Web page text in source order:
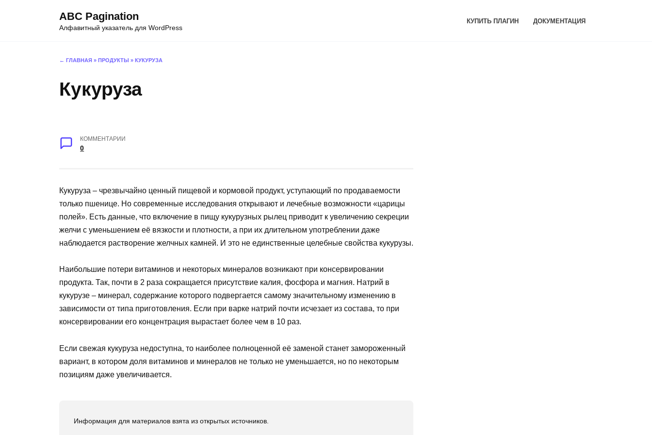
ABC Pagination
Алфавитный указатель для WordPress
КУПИТЬ ПЛАГИН ДОКУМЕНТАЦИЯ
← ГЛАВНАЯ » ПРОДУКТЫ » КУКУРУЗА
Кукуруза
КОММЕНТАРИИ
0
Кукуруза – чрезвычайно ценный пищевой и кормовой продукт, уступающий по продаваемости
только пшенице. Но современные исследования открывают и лечебные возможности «царицы
полей». Есть данные, что включение в пищу кукурузных рылец приводит к увеличению секреции
желчи с уменьшением её вязкости и плотности, а при их длительном употреблении даже
наблюдается растворение желчных камней. И это не единственные целебные свойства кукурузы.
Наибольшие потери витаминов и некоторых минералов возникают при консервировании
продукта. Так, почти в 2 раза сокращается присутствие калия, фосфора и магния. Натрий в
кукурузе – минерал, содержание которого подвергается самому значительному изменению в
зависимости от типа приготовления. Если при варке натрий почти исчезает из состава, то при
консервировании его концентрация вырастает более чем в 10 раз.
Если свежая кукуруза недоступна, то наиболее полноценной её заменой станет замороженный
вариант, в котором доля витаминов и минералов не только не уменьшается, но по некоторым
позициям даже увеличивается.
Информация для материалов взята из открытых источников.